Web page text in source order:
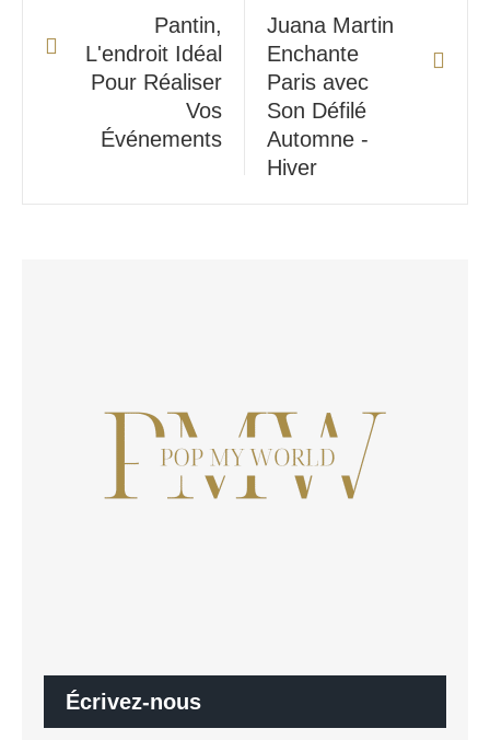
Pantin,
L'endroit Idéal
Pour Réaliser
Vos
Événements
Juana Martin
Enchante
Paris avec
Son Défilé
Automne -
Hiver
Écrivez-nous